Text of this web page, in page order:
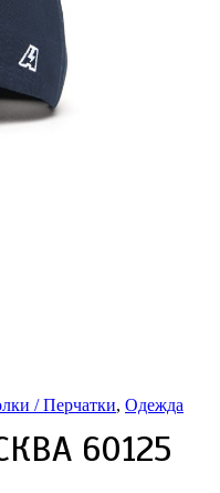
/ Перчатки, Одежда
60125